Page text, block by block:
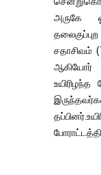
அருகே
சதாசிவம்
ஆகியோர்